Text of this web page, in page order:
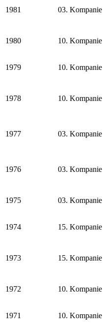
1981 03. Kompanie
1980 10. Kompanie
1979 10. Kompanie
1978 10. Kompanie
1977 03. Kompanie
1976 03. Kompanie
1975 03. Kompanie
1974 15. Kompanie
1973 15. Kompanie
1972 10. Kompanie
1971 10. Kompanie